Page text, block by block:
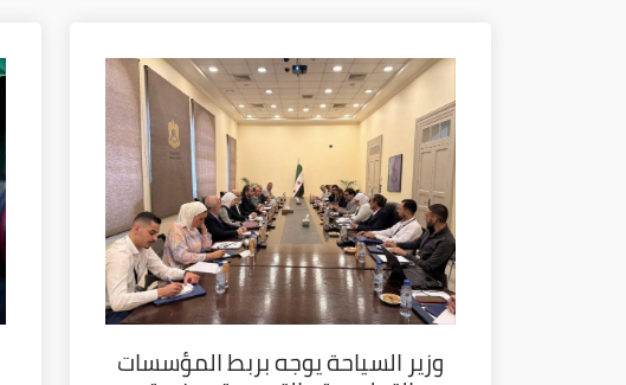
وزير السياحة يوجه بربط المؤسسات